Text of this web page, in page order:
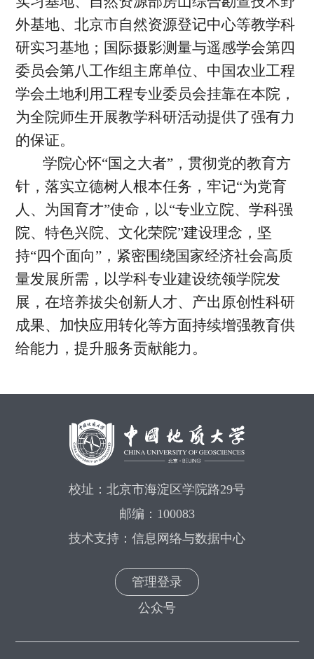
外基地、北京市自然资源登记中心等教学科
研实习基地；国际摄影测量与遥感学会第四
委员会第八工作组主席单位、中国农业工程
学会土地利用工程专业委员会挂靠在本院，
为全院师生开展教学科研活动提供了强有力
的保证。
学院心怀“国之大者”，贯彻党的教育方
针，落实立德树人根本任务，牢记“为党育
人、为国育才”使命，以“专业立院、学科强
院、特色兴院、文化荣院”建设理念，坚
持“四个面向”，紧密围绕国家经济社会高质
量发展所需，以学科专业建设统领学院发
展，在培养拔尖创新人才、产出原创性科研
成果、加快应用转化等方面持续增强教育供
给能力，提升服务贡献能力。
校址：北京市海淀区学院路29号
邮编：100083
技术支持：信息网络与数据中心
管理登录
公众号